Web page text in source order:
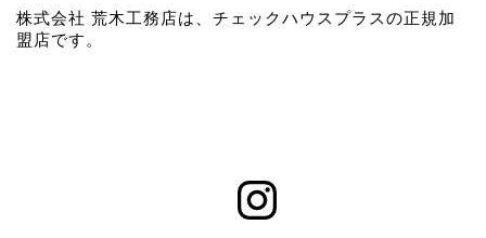
株式会社 荒木工務店は、チェックハウスプラスの正規加
盟店です。